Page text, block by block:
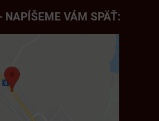
NAPÍŠEME VÁM SPÄŤ: